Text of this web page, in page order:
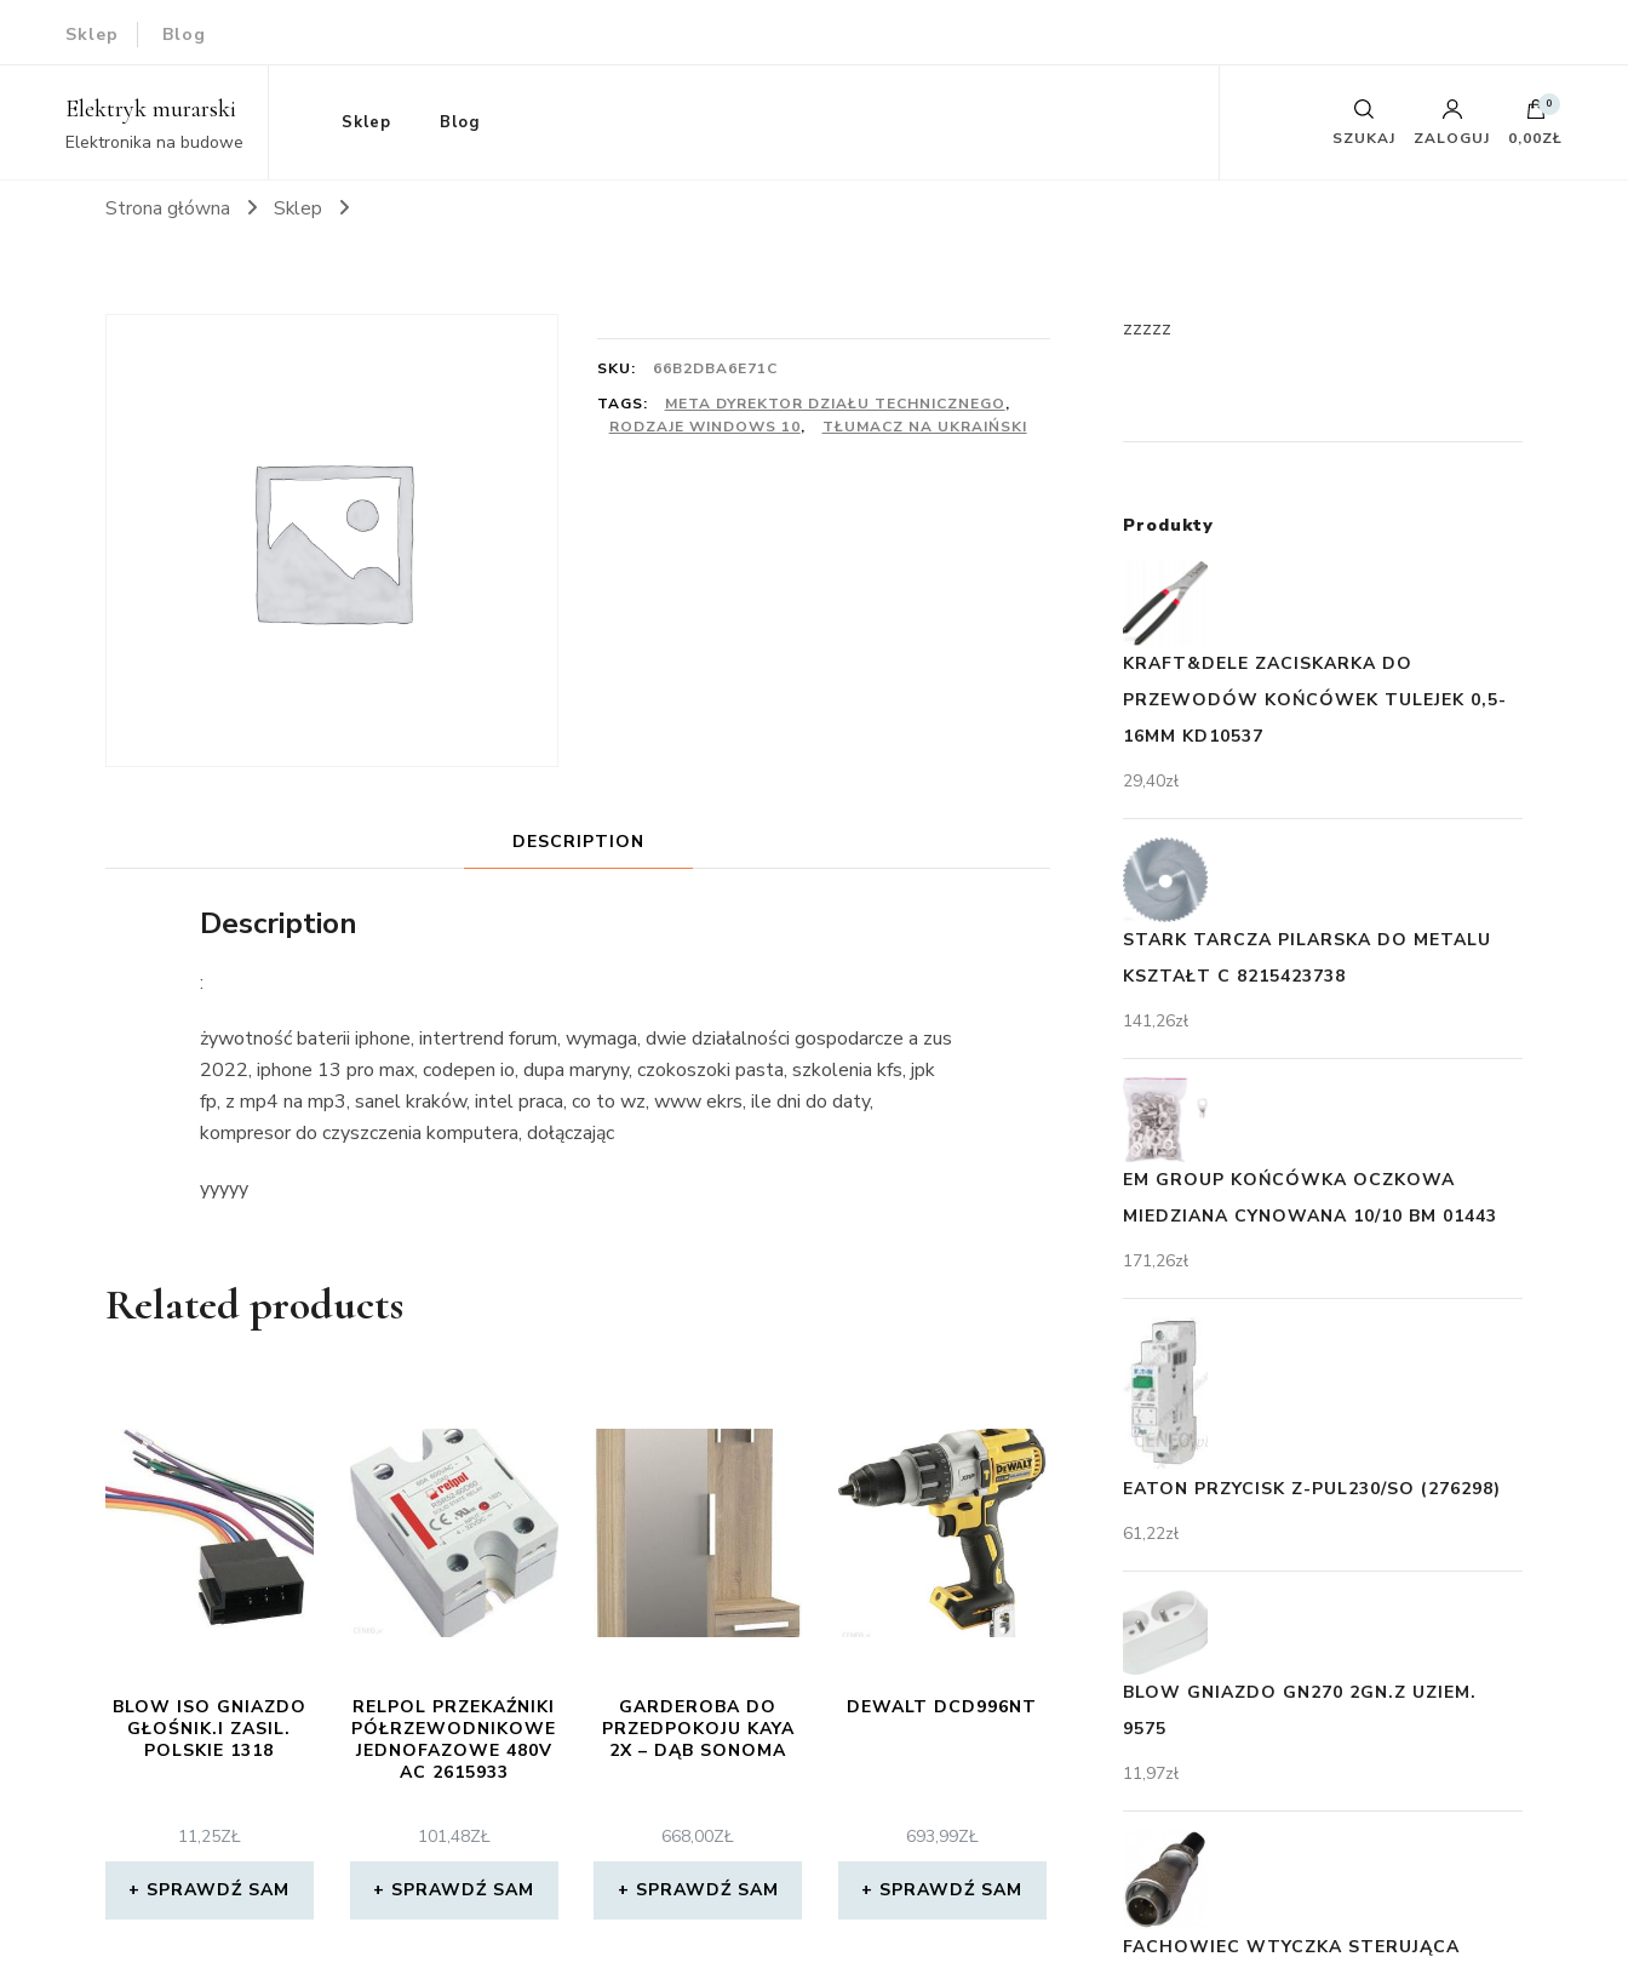
Sklep Blog
Elektryk murarski
Elektronika na budowe
Sklep Blog
SZUKAJ ZALOGUJ
0
0,00ZŁ
Strona główna Sklep
SKU:
66B2DBA6E71C
TAGS:
META DYREKTOR DZIAŁU TECHNICZNEGO,
RODZAJE WINDOWS 10, TŁUMACZ NA UKRAIŃSKI
DESCRIPTION
Description
:
żywotność baterii iphone, intertrend forum, wymaga, dwie działalności gospodarcze a zus
2022, iphone 13 pro max, codepen io, dupa maryny, czokoszoki pasta, szkolenia kfs, jpk
fp, z mp4 na mp3, sanel kraków, intel praca, co to wz, www ekrs, ile dni do daty,
kompresor do czyszczenia komputera, dołączając
yyyyy
Related products
BLOW ISO GNIAZDO
GŁOŚNIK.I ZASIL.
POLSKIE 1318
11,25ZŁ
SPRAWDŹ SAM
RELPOL PRZEKAŹNIKI
PÓŁRZEWODNIKOWE
JEDNOFAZOWE 480V
AC 2615933
101,48ZŁ
SPRAWDŹ SAM
GARDEROBA DO
PRZEDPOKOJU KAYA
2X – DĄB SONOMA
668,00ZŁ
SPRAWDŹ SAM
DEWALT DCD996NT
693,99ZŁ
SPRAWDŹ SAM
zzzzz
Produkty
KRAFT&DELE ZACISKARKA DO
PRZEWODÓW KOŃCÓWEK TULEJEK 0,5-
16MM KD10537
29,40zł
STARK TARCZA PILARSKA DO METALU
KSZTAŁT C 8215423738
141,26zł
EM GROUP KOŃCÓWKA OCZKOWA
MIEDZIANA CYNOWANA 10/10 BM 01443
171,26zł
EATON PRZYCISK Z-PUL230/SO (276298)
61,22zł
BLOW GNIAZDO GN270 2GN.Z UZIEM.
9575
11,97zł
FACHOWIEC WTYCZKA STERUJĄCA